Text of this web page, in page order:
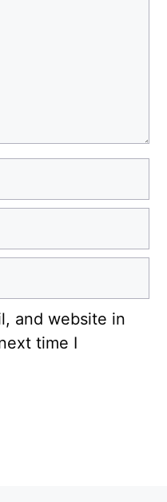
and website in
time I